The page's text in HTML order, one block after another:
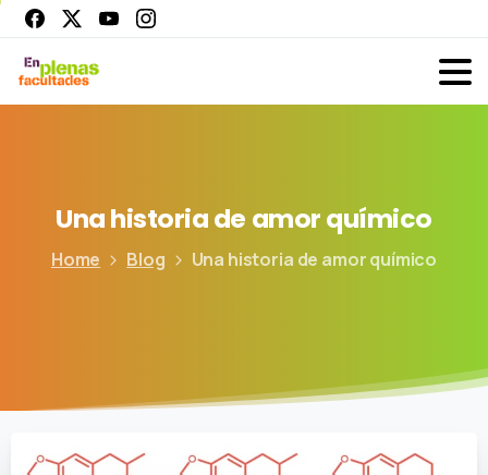
Unahistoriade amorquímico
Home Blog Una historia de amor químico